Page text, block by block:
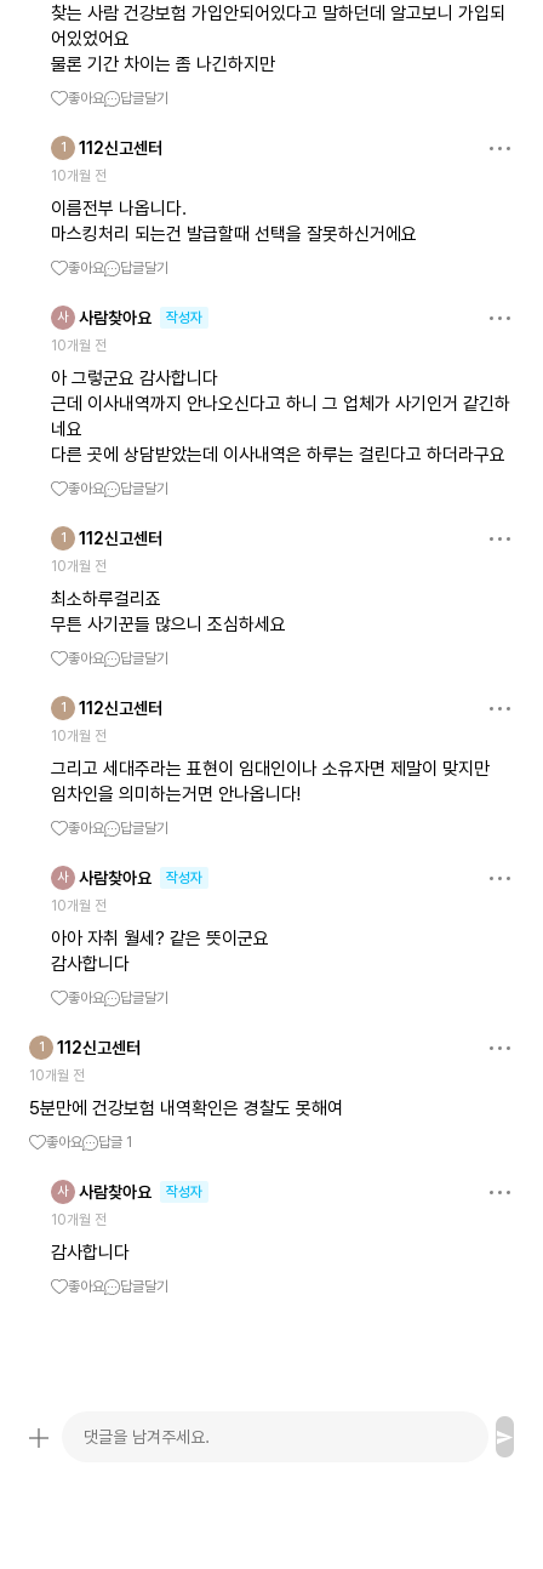
찾는 사람 건강보험 가입안되어있다고 말하던데 알고보니 가입되
어있었어요
물론 기간 차이는 좀 나긴하지만
좋아요 답글달기
1 112신고센터
10개월 전
이름전부 나옵니다.
마스킹처리 되는건 발급할때 선택을 잘못하신거에요
좋아요 답글달기
사 사람찾아요
작성자
10개월 전
아 그렇군요 감사합니다
근데 이사내역까지 안나오신다고 하니 그 업체가 사기인거 같긴하
네요
다른 곳에 상담받았는데 이사내역은 하루는 걸린다고 하더라구요
좋아요 답글달기
1 112신고센터
10개월 전
최소하루걸리죠
무튼 사기꾼들 많으니 조심하세요
좋아요 답글달기
1 112신고센터
10개월 전
그리고 세대주라는 표현이 임대인이나 소유자면 제말이 맞지만
임차인을 의미하는거면 안나옵니다!
좋아요 답글달기
사 사람찾아요
작성자
10개월 전
아아 자취 월세? 같은 뜻이군요
감사합니다
좋아요 답글달기
1 112신고센터
10개월 전
5분만에 건강보험 내역확인은 경찰도 못해여
좋아요 답글 1
사 사람찾아요
작성자
10개월 전
감사합니다
좋아요 답글달기